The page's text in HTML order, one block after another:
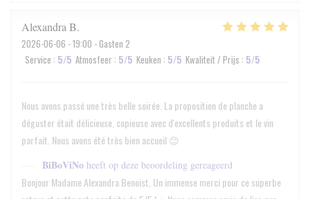
Alexandra B
2026-06-06 - 19:00 - Gasten 2
Service : 5/5 Atmosfeer : 5/5 Keuken : 5/5 Kwaliteit / Prijs : 5/5
Nous avons passé une très belle soirée. La proposition de planche a
déguster était délicieuse, copieuse avec d'excellents produits et le vin
parfait. Nous avons été très bien accueil 😊
BiBoViNo heeft op deze beoordeling gereageerd
Bonjour Madame Alexandra Benoist, Un immense merci pour ce superbe